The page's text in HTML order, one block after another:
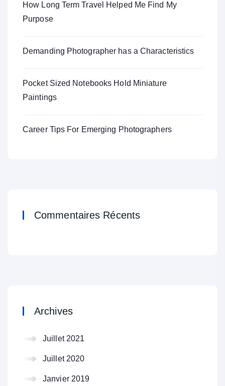
How Long Term Travel Helped Me Find My
Purpose
Demanding Photographer has a Characteristics
Pocket Sized Notebooks Hold Miniature
Paintings
Career Tips For Emerging Photographers
Commentaires Récents
Archives
Juillet 2021
Juillet 2020
Janvier 2019